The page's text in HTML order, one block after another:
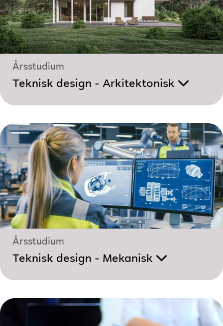
Årsstudium
Teknisk design - Arkitektonisk
Årsstudium
Teknisk design - Mekanisk